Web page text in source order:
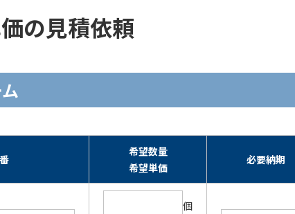
の見積依頼
希望数量
希望単価
必要納期
個